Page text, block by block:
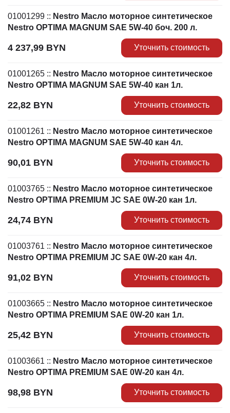
01001299 :: Nestro Масло моторное синтетическое
Nestro OPTIMA MAGNUM SAE 5W-40 боч. 200 л.
4 237,99 BYN Уточнить стоимость
01001265 :: Nestro Масло моторное синтетическое
Nestro OPTIMA MAGNUM SAE 5W-40 кан 1л.
22,82 BYN Уточнить стоимость
01001261 :: Nestro Масло моторное синтетическое
Nestro OPTIMA MAGNUM SAE 5W-40 кан 4л.
90,01 BYN Уточнить стоимость
01003765 :: Nestro Масло моторное синтетическое
Nestro OPTIMA PREMIUM JC SAE 0W-20 кан 1л.
24,74 BYN Уточнить стоимость
01003761 :: Nestro Масло моторное синтетическое
Nestro OPTIMA PREMIUM JC SAE 0W-20 кан 4л.
91,02 BYN Уточнить стоимость
01003665 :: Nestro Масло моторное синтетическое
Nestro OPTIMA PREMIUM SAE 0W-20 кан 1л.
25,42 BYN Уточнить стоимость
01003661 :: Nestro Масло моторное синтетическое
Nestro OPTIMA PREMIUM SAE 0W-20 кан 4л.
98,98 BYN Уточнить стоимость